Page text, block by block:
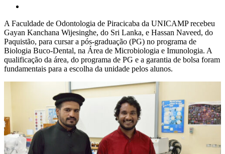
A Faculdade de Odontologia de Piracicaba da UNICAMP recebeu
Gayan Kanchana Wijesinghe, do Sri Lanka, e Hassan Naveed, do
Paquistão, para cursar a pós-graduação (PG) no programa de
Biologia Buco-Dental, na Área de Microbiologia e Imunologia. A
qualificação da área, do programa de PG e a garantia de bolsa foram
fundamentais para a escolha da unidade pelos alunos.